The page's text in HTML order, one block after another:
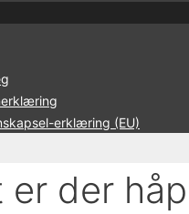
erklæring (EU)
er der